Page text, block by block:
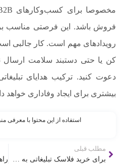
فروش باشد. این فرصتی مناسب
رویدادهای مهم است. کار جالبی
کن یا حتی دستبند سلامت ارسال
دعوت کنید. ترکیب هدایای
بیشتری برای ایجاد وفاداری خواهد
استفاده از این محتوا با معرفی
مطلب قبلی
برای خرید فلاسک تبلیغاتی به چه نکاتی توجه کنیم؟